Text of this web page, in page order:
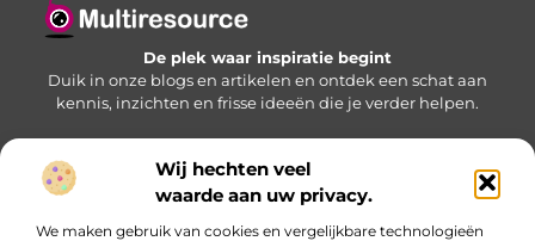
Wij hechten veel
waarde aan uw privacy.
We maken gebruik van cookies en vergelijkbare technologieën
De plek waar inspiratie begint
Duik in onze blogs en artikelen en ontdek een schat aan
kennis, inzichten en frisse ideeën die je verder helpen.
Bericht categorie